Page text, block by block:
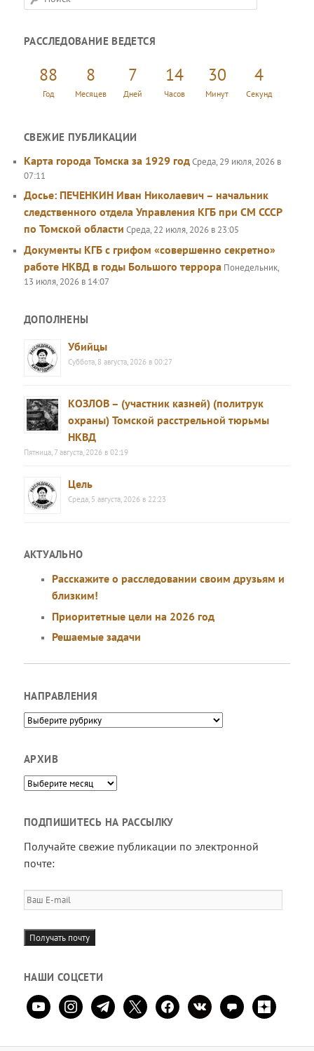
о
с
РАССЛЕДОВАНИЕ ВЕДЕТСЯ
88
Год
8
Месяцев
7
Дней
14
Часов
30
Минут
5
Секунд
СВЕЖИЕ ПУБЛИКАЦИИ
Карта города Томска за 1929 годСреда, 29 июля, 2026 в
07:11
Досье: ПЕЧЕНКИН Иван Николаевич – начальник
следственного отдела Управления КГБ при СМ СССР
по Томской области Среда, 22 июля, 2026 в 23:05
Документы КГБ с грифом «совершенно секретно»
работе НКВД в годы Большого террора Понедельник,
13 июля, 2026 в 14:07
ДОПОЛНЕНЫ
Убийцы
Суббота, 8 августа, 2026 в 00:27
КОЗЛОВ – (участник казней) (политрук
охраны) Томской расстрельной тюрьмы
НКВД
Пятница, 7 августа, 2026 в 02:19
Цель
Среда, 5 августа, 2026 в 22:23
АКТУАЛЬНО
Расскажите о расследовании своим друзьям и
близким!
Приоритетные цели на 2026 год
Решаемые задачи
НАПРАВЛЕНИЯ
Направления
АРХИВ
Архив
ПОДПИШИТЕСЬ НА РАССЫЛКУ
Получайте свежие публикации по электронной
почте:
Ваш
E-
mail
Получать почту
НАШИ СОЦСЕТИ
youtubeinstagramtelegram
x facebookvkontaktecomment
zen-
yandex